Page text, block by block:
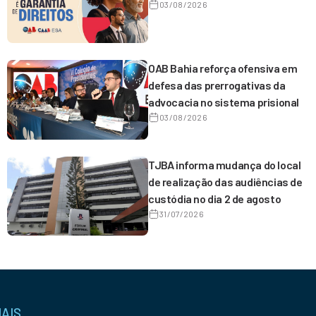
03/08/2026
OAB Bahia reforça ofensiva em
defesa das prerrogativas da
advocacia no sistema prisional
03/08/2026
TJBA informa mudança do local
de realização das audiências de
custódia no dia 2 de agosto
31/07/2026